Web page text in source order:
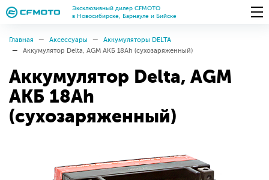
Эксклюзивный дилер CFMOTO
в Новосибирске, Барнауле и Бийске
Главная Аксессуары
Аккумуляторы DELTA
Аккумулятор Delta, AGM АКБ 18Ah (сухозаряженный)
Аккумулятор Delta, AGM
АКБ 18Ah
(сухозаряженный)